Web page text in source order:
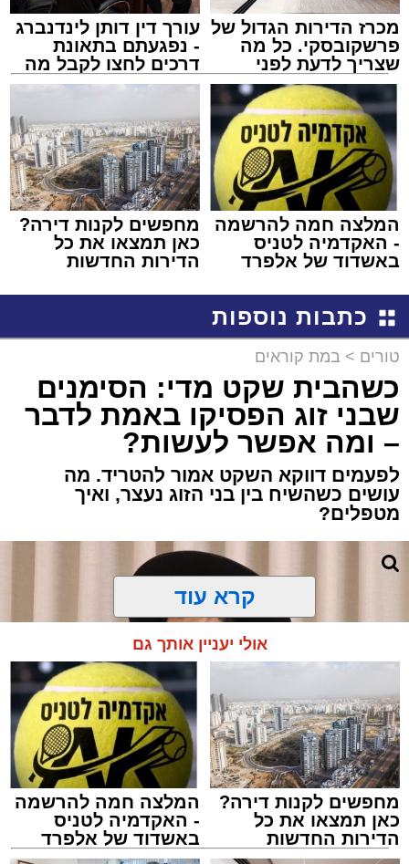
מכרז הדירות הגדול של
פרשקובסקי. כל מה
שצריך לדעת לפני
שמגישים הצעה לדירה
באשדוד
עורך דין דותן לינדנברג
- נפגעתם בתאונת
דרכים לחצו לקבל מה
שמגיע לכם
המלצה חמה להרשמה
- האקדמיה לטניס
באשדוד של אלפרד
מחפשים לקנות דירה?
כאן תמצאו את כל
הדירות החדשות
כתבות נוספות
טורים > במת קוראים
כשהבית שקט מדי: הסימנים
שבני זוג הפסיקו באמת לדבר
– ומה אפשר לעשות?
לפעמים דווקא השקט אמור להטריד. מה
עושים כשהשיח בין בני הזוג נעצר, ואיך
מטפלים?
קרא עוד
אולי יעניין אותך גם
מחפשים לקנות דירה?
כאן תמצאו את כל
הדירות החדשות
למכירה באשדוד >>>
המלצה חמה להרשמה
- האקדמיה לטניס
באשדוד של אלפרד
קריאולנסקי - לילדים